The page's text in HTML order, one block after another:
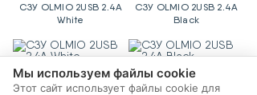
СЗУ OLMIO 2USB 2.4A
White
590 ₽
СЗУ OLMIO 2USB 2.4A
Black
590 ₽
Мы используем файлы cookie
Этот сайт использует файлы cookie для